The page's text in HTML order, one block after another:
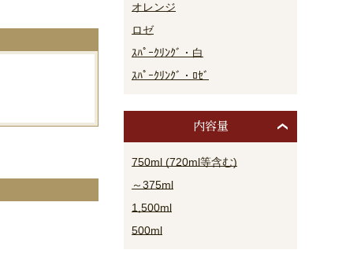
オレンジ
ロゼ
ｽﾊﾟｰｸﾘﾝｸﾞ・白
ｽﾊﾟｰｸﾘﾝｸﾞ・ﾛｾﾞ
内容量
750ml (720ml等含む)
～375ml
1,500ml
500ml